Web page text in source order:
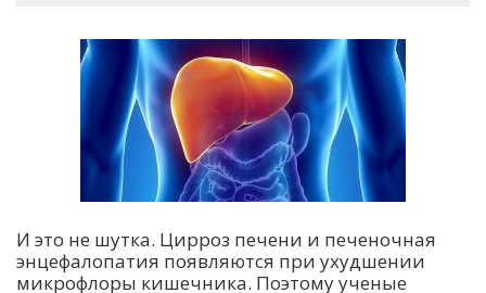
И это не шутка. Цирроз печени и печеночная
энцефалопатия появляются при ухудшении
микрофлоры кишечника. Поэтому ученые